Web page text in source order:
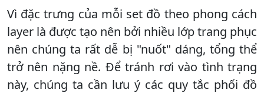
Vì đặc trưng của mỗi set đồ theo phong cách
layer là được tạo nên bởi nhiều lớp trang phục
nên chúng ta rất dễ bị "nuốt" dáng, tổng thể
trở nên nặng nề. Để tránh rơi vào tình trạng
này, chúng ta cần lưu ý các quy tắc phối đồ